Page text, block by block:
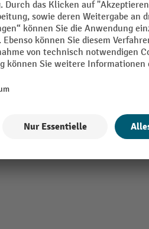
Rahmen Oberfläche
technische Details anzeigen